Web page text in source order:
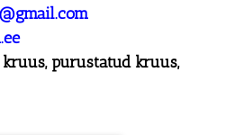
purustatud kruus,